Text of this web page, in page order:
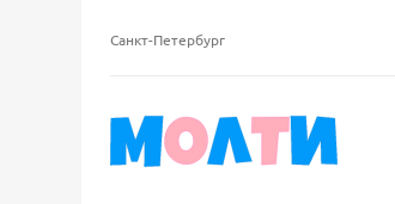
Санкт-Петербург